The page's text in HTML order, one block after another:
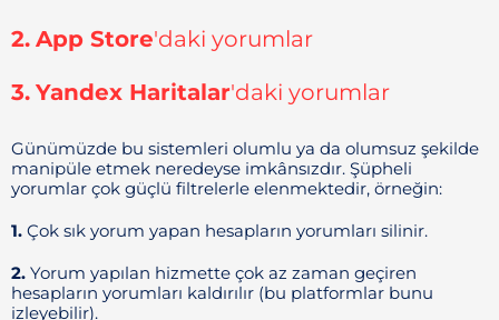
2. App Store'daki yorumlar
3. Yandex Haritalar'daki yorumlar
Günümüzde bu sistemleri olumlu ya da olumsuz şekilde
manipüle etmek neredeyse imkânsızdır. Şüpheli
yorumlar çok güçlü filtrelerle elenmektedir, örneğin:
1. Çok sık yorum yapan hesapların yorumları silinir.
2. Yorum yapılan hizmette çok az zaman geçiren
hesapların yorumları kaldırılır (bu platformlar bunu
izleyebilir).